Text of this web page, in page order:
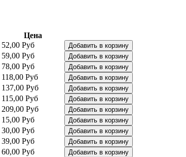
Цена
52,00 Руб
59,00 Руб
78,00 Руб
118,00 Руб
137,00 Руб
115,00 Руб
209,00 Руб
15,00 Руб
30,00 Руб
39,00 Руб
60,00 Руб